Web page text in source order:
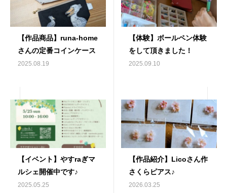
【作品商品】runa-home
さんの定番コインケース
2025.08.19
【体験】ボールペン体験
をして頂きました！
2025.09.10
【イベント】やすraぎマ
ルシェ開催中です♪
2025.05.25
【作品紹介】Licoさん作
さくらピアス♪
2026.03.25